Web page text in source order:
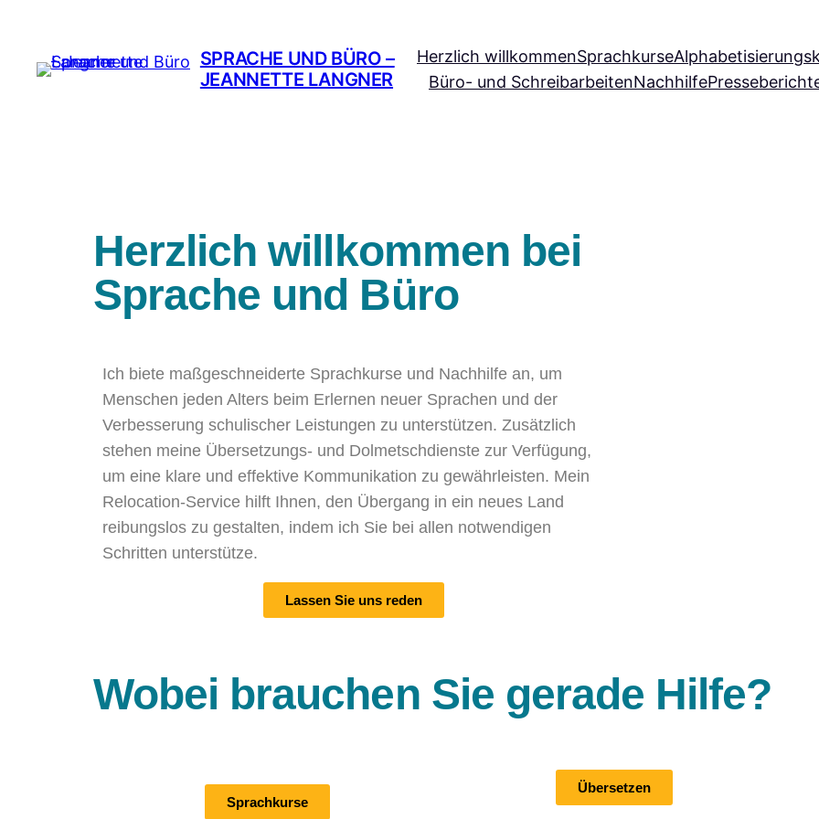
SPRACHE UND BÜRO –
JEANNETTE LANGNER
Herzlich willkommenSprachkurse
Büro- und SchreibarbeitenNachhilfe
Herzlich willkommen bei
Sprache und Büro
Ich biete maßgeschneiderte Sprachkurse und Nachhilfe an, um
Menschen jeden Alters beim Erlernen neuer Sprachen und der
Verbesserung schulischer Leistungen zu unterstützen. Zusätzlich
stehen meine Übersetzungs- und Dolmetschdienste zur Verfügung,
um eine klare und effektive Kommunikation zu gewährleisten. Mein
Relocation-Service hilft Ihnen, den Übergang in ein neues Land
reibungslos zu gestalten, indem ich Sie bei allen notwendigen
Schritten unterstütze.
Lassen Sie uns reden
Wobei brauchen Sie gerade Hilfe?
Sprachkurse
Übersetzen